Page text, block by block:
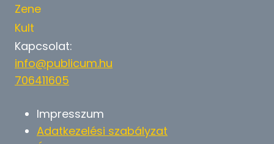
Zene
Kult
Kapcsolat:
info@publicum.hu
706411605
Impresszum
Adatkezelési szabályzat